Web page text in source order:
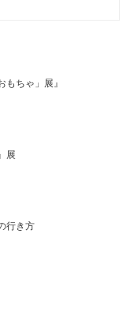
ちゃ」展』
展
行き方